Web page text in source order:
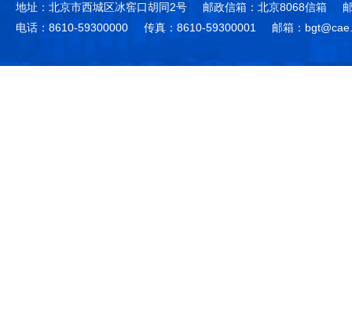
地址：北京市西城区冰窖口胡同2号
邮政信箱：北京8068信箱
电话：8610-59300000
传真：8610-59300001 邮箱：